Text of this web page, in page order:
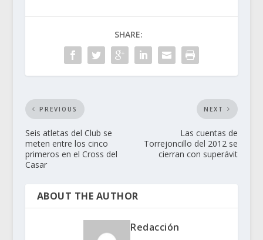
SHARE:
PREVIOUS
Seis atletas del Club se
meten entre los cinco
primeros en el Cross del
Casar
NEXT
Las cuentas de
Torrejoncillo del 2012 se
cierran con superávit
ABOUT THE AUTHOR
Redacción